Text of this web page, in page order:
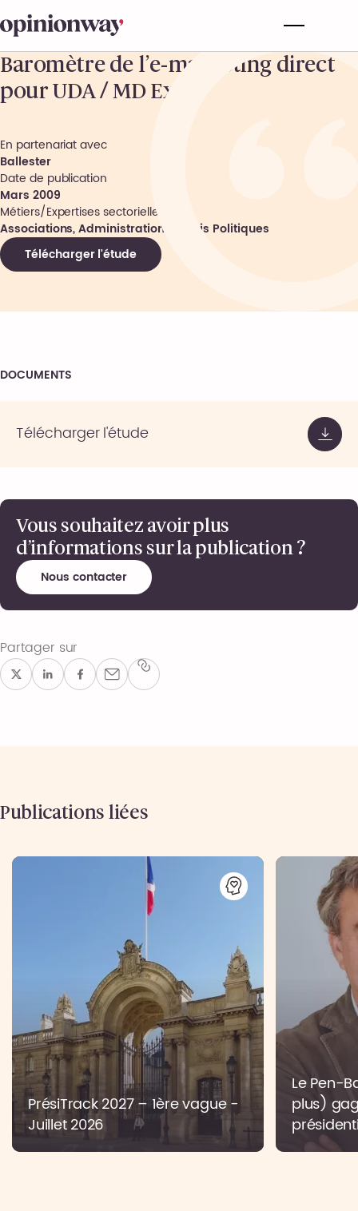
Baromètre de l’e-marketing direct
pour UDA / MD Expo
En partenariat avec
Ballester
Date de publication
Mars 2009
Métiers/Expertises sectorielles
Associations, Administrations, Partis Politiques
Télécharger l'étude
DOCUMENTS
Télécharger l'étude
Vous souhaitez avoir plus
d’informations sur la publication ?
Nous contacter
Partager sur
Publications liées
PrésiTrack 2027 – 1ère vague -
Juillet 2026
Le Pen-
plus)